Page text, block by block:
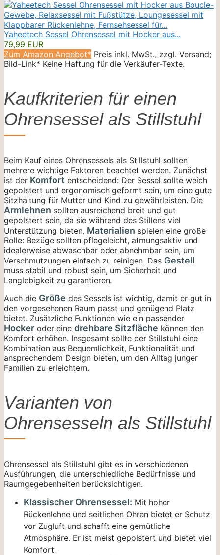
Yaheetech Sessel Ohrensessel mit Hocker aus...
79,99 EUR
Zum Amazon Angebot* Preis inkl. MwSt., zzgl. Versand;
Bild-Link* Keine Haftung für die Verkäufer-Texte.
Kaufkriterien für einen
Ohrensessel als Stillstuhl
Beim Kauf eines Ohrensessels als Stillstuhl sollten
mehrere wichtige Faktoren beachtet werden. Zunächst
ist der Komfort entscheidend: Der Sessel sollte weich
gepolstert und ergonomisch geformt sein, um eine gute
Sitzhaltung für Mutter und Kind zu gewährleisten. Die
Armlehnen sollten ausreichend breit und gut
gepolstert sein, da sie während des Stillens viel
Unterstützung bieten. Materialien spielen eine große
Rolle: Bezüge sollten pflegeleicht, atmungsaktiv und
idealerweise abwaschbar oder abnehmbar sein, um
Verschmutzungen einfach zu reinigen. Das Gestell
muss stabil und robust sein, um Sicherheit und
Langlebigkeit zu garantieren.
Auch die Größe des Sessels ist wichtig, damit er gut in
den vorgesehenen Raum passt und genügend Platz
bietet. Zusätzliche Funktionen wie ein passender
Hocker oder eine drehbare Sitzfläche können den
Komfort erhöhen. Insgesamt sollte der Stillstuhl eine
Kombination aus Bequemlichkeit, Funktionalität und
ansprechendem Design bieten, um den Alltag junger
Familien zu erleichtern.
Varianten von
Ohrensesseln als Stillstuhl
Ohrensessel als Stillstuhl gibt es in verschiedenen
Ausführungen, die unterschiedliche Bedürfnisse und
Raumgegebenheiten berücksichtigen.
Klassischer Ohrensessel: Mit hoher
Rückenlehne und seitlichen Ohren bietet er Schutz
vor Zugluft und schafft eine gemütliche
Atmosphäre. Er ist meist gepolstert und bietet viel
Komfort.